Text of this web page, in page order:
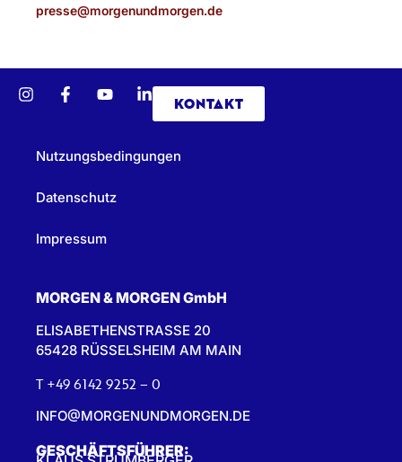
presse@morgenundmorgen.de
KONTAKT
Nutzungsbedingungen
Datenschutz
Impressum
MORGEN & MORGEN GmbH
ELISABETHENSTRASSE 20
65428 RÜSSELSHEIM AM MAIN
T +49 6142 9252 – 0
INFO@MORGENUNDMORGEN.DE
GESCHÄFTSFÜHRER: